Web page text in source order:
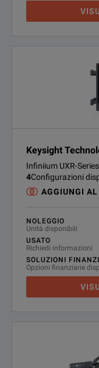
Keysight
Infiniium UXR-
4Configurazioni
AGGIUNGI
NOLEGGIO
Unità disponibili
USATO
Richiedi informazioni
SOLUZIONI
Opzioni finanziarie